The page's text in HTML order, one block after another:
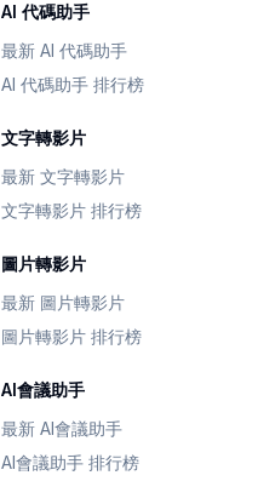
AI 代碼助手
最新 AI 代碼助手
AI 代碼助手 排行榜
文字轉影片
最新 文字轉影片
文字轉影片 排行榜
圖片轉影片
最新 圖片轉影片
圖片轉影片 排行榜
AI會議助手
最新 AI會議助手
AI會議助手 排行榜